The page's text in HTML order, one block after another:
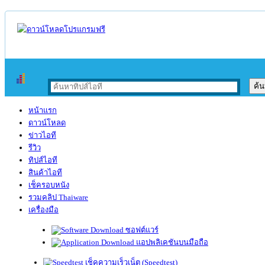
หน้าแรก
ดาวน์โหลด
ข่าวไอที
รีวิว
ทิปส์ไอที
สินค้าไอที
เช็ครอบหนัง
รวมคลิป Thaiware
เครื่องมือ
ซอฟต์แวร์
แอปพลิเคชันบนมือถือ
เช็คความเร็วเน็ต (Speedtest)